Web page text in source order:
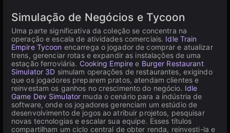
Simulação de Negócios e Tycoon
Uma parte significativa da coleção se concentra na
operação e escala de atividades comerciais. Idle Train
Empire Tycoon encarrega o jogador de comprar e atualizar
trens, gerenciar rotas e expandir as instalações de uma
estação ferroviária. Cooking Empire e Burger Restaurant
Simulator 3D simulam operações de restaurantes, exigindo
que os jogadores preparem pratos, atendam clientes e
reinvestam os ganhos no crescimento do negócio. Idle
Game Dev Simulator muda o cenário para a indústria de
software, onde os jogadores gerenciam um estúdio de
desenvolvimento de jogos ao atribuir projetos, pesquisar
novas tecnologias e escalar sua equipe. Esses títulos
compartilham um ciclo central de obter renda, reinvesti-la e